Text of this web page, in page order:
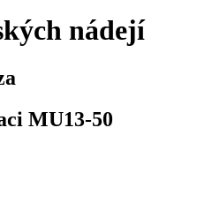
nádejí
MU13-50